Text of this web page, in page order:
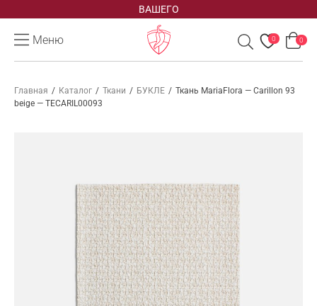
заказа
Меню 0 0
Главная / Каталог / Ткани / БУКЛЕ / Ткань MariaFlora — Carillon 93
beige — TECARIL00093